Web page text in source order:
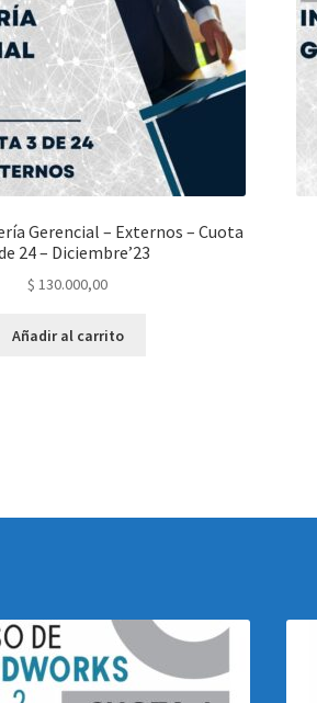
Gerencial – Externos – Cuota
24 – Diciembre’23
$ 130.000,00
Añadir al carrito